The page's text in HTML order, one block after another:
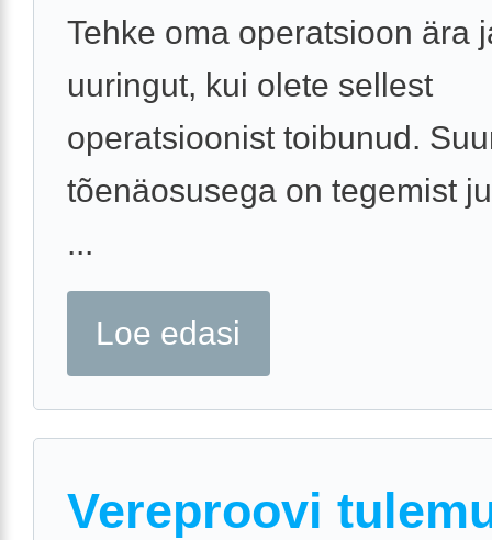
Tehke oma operatsioon ära
uuringut, kui olete sellest
operatsioonist toibunud.
tõenäosusega on tegemist
...
Loe edasi
Vereproovi